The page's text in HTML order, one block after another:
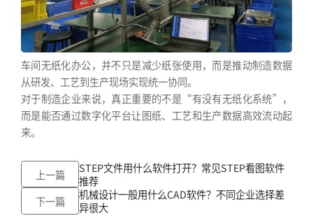
车间无纸化办公，并不只是减少纸张使用，而是推动制造数据
从研发、工艺到生产现场实现统一协同。
对于制造企业来说，真正重要的不是“有没有无纸化系统”，
而是能否通过数字化平台让图纸、工艺和生产数据高效流动起
来。
上一篇
STEP文件用什么软件打开？常见STEP看图软件
推荐
下一篇
机械设计一般用什么CAD软件？不同企业选择差
异很大